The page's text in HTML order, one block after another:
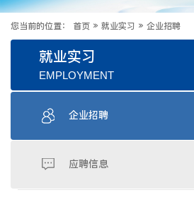
您当前的位置： 首页 » 就业实习 » 企业招聘
就业实习
EMPLOYMENT
企业招聘
应聘信息